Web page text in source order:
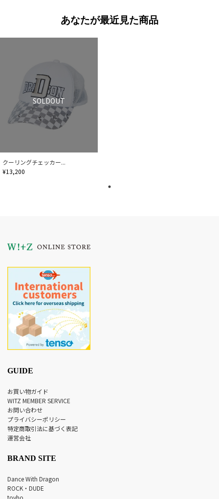
あなたが最近見た商品
SOLDOUT
クーリングチェッカー...
¥13,200
GUIDE
お買い物ガイド
WITZ MEMBER SERVICE
お問い合わせ
プライバシーポリシー
特定商取引法に基づく表記
運営会社
BRAND SITE
Dance With Dragon
ROCK・DUDE
tovho